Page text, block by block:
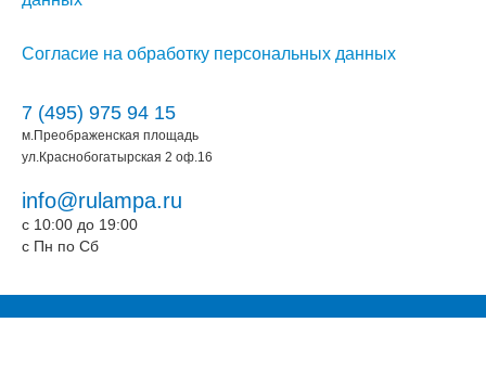
Согласие на обработку персональных данных
7 (495) 975 94 15
м.Преображенская площадь
ул.Краснобогатырская 2 оф.16
info@rulampa.ru
c 10:00 до 19:00
c Пн по Сб